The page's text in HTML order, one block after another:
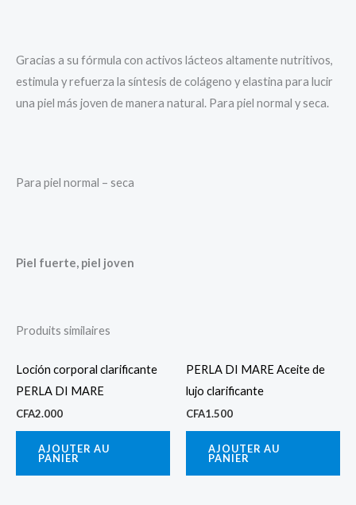
Gracias a su fórmula con activos lácteos altamente nutritivos,
estimula y refuerza la síntesis de colágeno y elastina para lucir
una piel más joven de manera natural. Para piel normal y seca.
Para piel normal – seca
Piel fuerte, piel joven
Produits similaires
Loción corporal clarificante
PERLA DI MARE
CFA2.000
AJOUTER AU
PANIER
PERLA DI MARE Aceite de
lujo clarificante
CFA1.500
AJOUTER AU
PANIER